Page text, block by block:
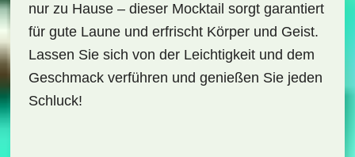
nur zu Hause – dieser Mocktail sorgt garantiert
für gute Laune und erfrischt Körper und Geist.
Lassen Sie sich von der Leichtigkeit und dem
Geschmack verführen und genießen Sie jeden
Schluck!